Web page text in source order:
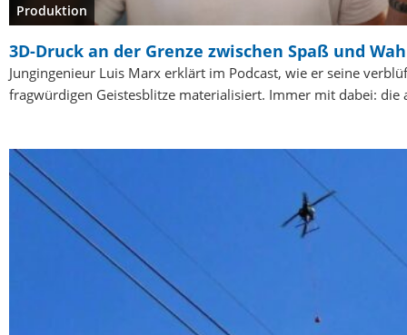
Produktion
3D-Druck an der Grenze zwischen Spaß und
Jungingenieur Luis Marx erklärt im Podcast, wie er seine
fragwürdigen Geistesblitze materialisiert. Immer mit dabei: die